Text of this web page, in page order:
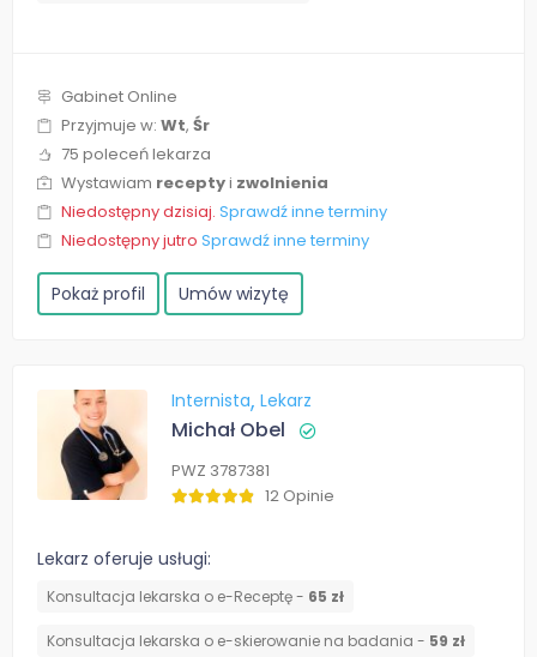
Gabinet Online
Przyjmuje w: Wt, Śr
75 poleceń lekarza
Wystawiam receptyi zwolnienia
Niedostępny dzisiaj. Sprawdź inne terminy
Niedostępny jutro Sprawdź inne terminy
Pokaż profil Umów wizytę
Internista Lekarz
Michał Obel
PWZ 3787381
12 Opinie
Lekarz oferuje usługi:
Konsultacja lekarska o e-Receptę - 65 zł
Konsultacja lekarska o e-skierowanie na badania - 59 zł